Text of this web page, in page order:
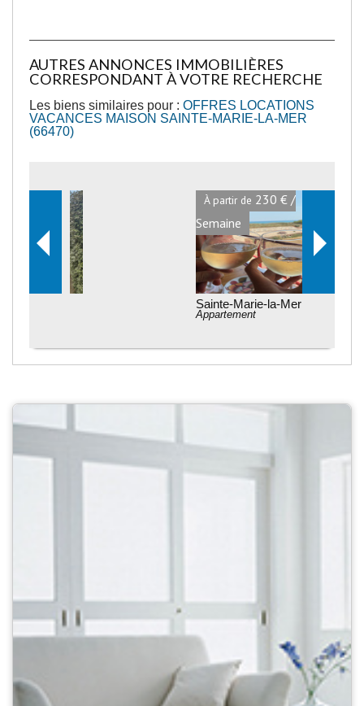
AUTRES ANNONCES IMMOBILIÈRES
CORRESPONDANT À VOTRE RECHERCHE
Les biens similaires pour : OFFRES LOCATIONS
VACANCES MAISON SAINTE-MARIE-LA-MER
(66470)
230 € /
Sainte-Marie-la-Mer